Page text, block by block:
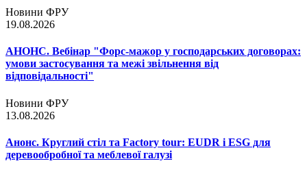
Новини ФРУ
19.08.2026
АНОНС. Вебінар "Форс-мажор у господарських договорах:
умови застосування та межі звільнення від
відповідальності"
Новини ФРУ
13.08.2026
Анонс. Круглий стіл та Factory tour: EUDR і ESG для
деревообробної та меблевої галузі